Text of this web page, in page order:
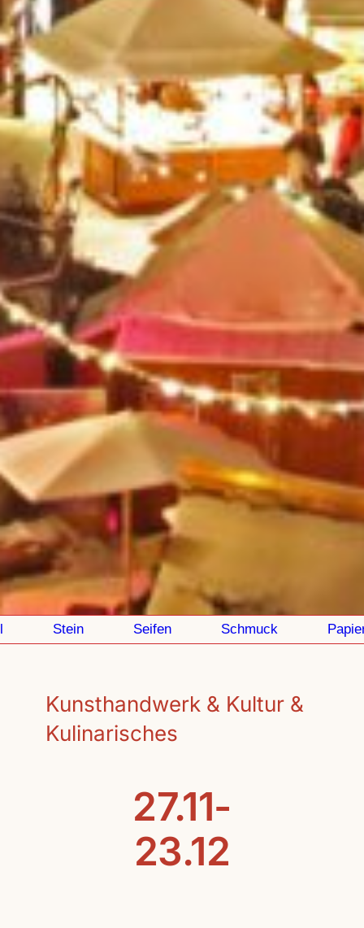
Stein Seifen Schmuck Papier
Kunsthandwerk & Kultur &
Kulinarisches
27.11-
23.12